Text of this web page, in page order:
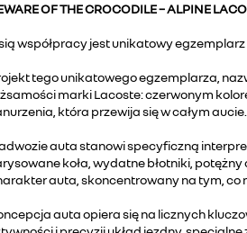
OF THE CROCODILE – ALPINE
współpracy jest unikatowy
tego unikatowego egzemplarza,
marki Lacoste: czerwonym
która przewija się w całym aucie.
auta stanowi specyficzną
koła, wydatne błotniki,
auta, skoncentrowany na tym, co
auta opiera się na licznych